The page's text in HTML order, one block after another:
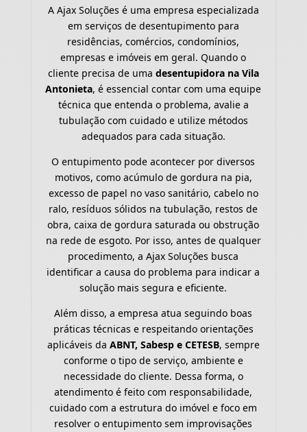
A Ajax Soluções é uma empresa especializada
em serviços de desentupimento para
residências, comércios, condomínios,
empresas e imóveis em geral. Quando o
cliente precisa de uma desentupidora na Vila
Antonieta, é essencial contar com uma equipe
técnica que entenda o problema, avalie a
tubulação com cuidado e utilize métodos
adequados para cada situação.
O entupimento pode acontecer por diversos
motivos, como acúmulo de gordura na pia,
excesso de papel no vaso sanitário, cabelo no
ralo, resíduos sólidos na tubulação, restos de
obra, caixa de gordura saturada ou obstrução
na rede de esgoto. Por isso, antes de qualquer
procedimento, a Ajax Soluções busca
identificar a causa do problema para indicar a
solução mais segura e eficiente.
Além disso, a empresa atua seguindo boas
práticas técnicas e respeitando orientações
aplicáveis da ABNT, Sabesp e CETESB, sempre
conforme o tipo de serviço, ambiente e
necessidade do cliente. Dessa forma, o
atendimento é feito com responsabilidade,
cuidado com a estrutura do imóvel e foco em
resolver o entupimento sem improvisações